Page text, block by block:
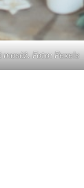
masáž. Foto: Pexels